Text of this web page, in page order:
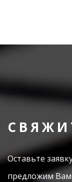
Оставьте
предложим